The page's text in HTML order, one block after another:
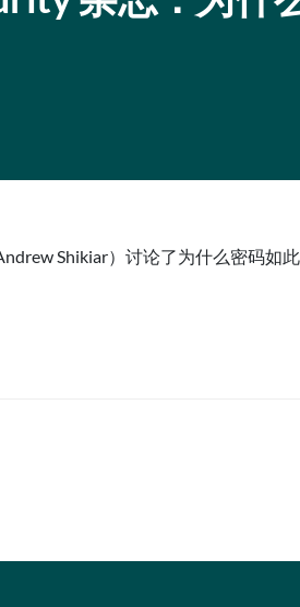
Shikiar）讨论了为什么密码如